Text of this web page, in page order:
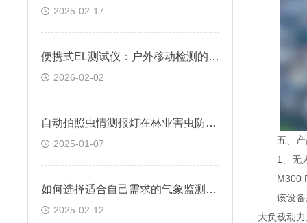
2025-02-17
便携式EL测试仪：户外移动检测的高效解决方案
2026-02-02
自动拍照虫情测报灯在林业害虫防控中的应用@2025资讯
2025-01-07
如何选择适合自己需求的气象监测仪器？
2025-02-12
五、产
1、⽆
M300
该设备采
⼤负载动